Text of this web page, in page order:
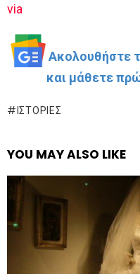
via
Ακολουθήστε
και μάθετε
ΙΣΤΟΡΊΕΣ
YOU MAY ALSO LIKE